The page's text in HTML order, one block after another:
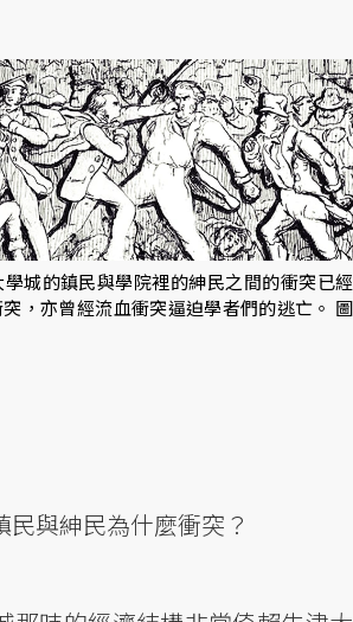
城的鎮民與學院裡的紳民之間的衝突已經
，亦曾經流血衝突逼迫學者們的逃亡。 圖
與紳民為什麼衝突？